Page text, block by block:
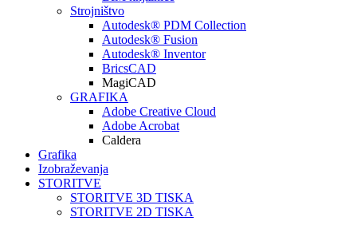
Strojništvo
Autodesk® PDM Collection
Autodesk® Fusion
Autodesk® Inventor
BricsCAD
MagiCAD
GRAFIKA
Adobe Creative Cloud
Adobe Acrobat
Caldera
Grafika
Izobraževanja
STORITVE
STORITVE 3D TISKA
STORITVE 2D TISKA